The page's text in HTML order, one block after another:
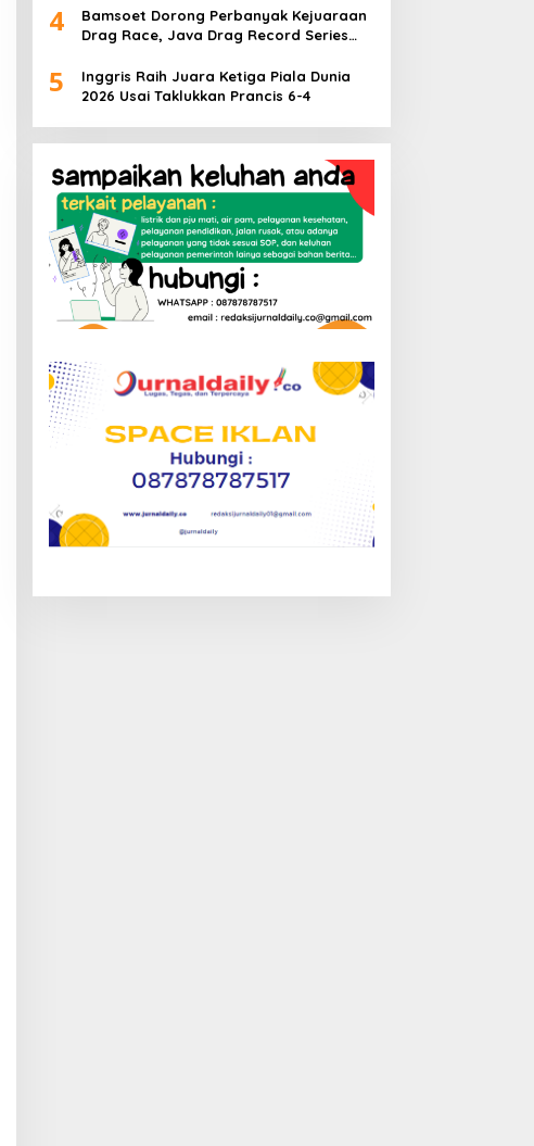
4
Bamsoet Dorong Perbanyak Kejuaraan
Drag Race, Java Drag Record Series
Muda
5
Inggris Raih Juara Ketiga Piala Dunia
2026 Usai Taklukkan Prancis 6-4